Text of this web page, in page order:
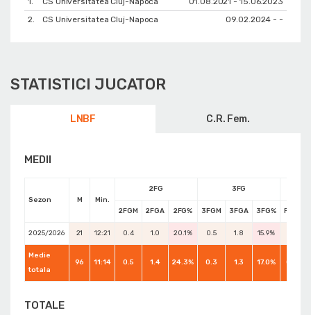
2.
CS Universitatea Cluj-Napoca 09.02.2024 - -
STATISTICI JUCATOR
LNBF C.R. Fem.
MEDII
Sezon M Min.
2FG 3FG
2FGM 2FGA 2FG% 3FGM 3FGA 3FG% FTM
2025/2026 21 12:21 0.4 1.0 20.1% 0.5 1.8 15.9%
Medie
totala
96 11:14 0.5 1.4 24.3% 0.3 1.3 17.0% 0.2
TOTALE